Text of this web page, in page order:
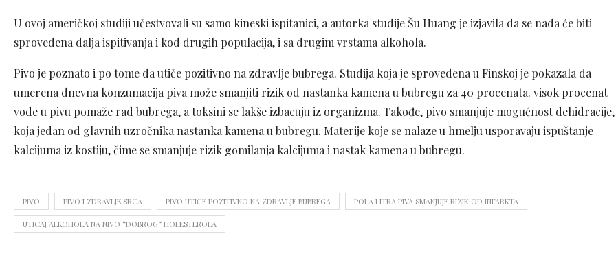
U ovoj američkoj studiji učestvovali su samo kineski ispitanici, a autorka studije Šu Huang je izjavila da se nada će biti
sprovedena dalja ispitivanja i kod drugih populacija, i sa drugim vrstama alkohola.
Pivo je poznato i po tome da utiče pozitivno na zdravlje bubrega. Studija koja je sprovedena u Finskoj je pokazala da
umerena dnevna konzumacija piva može smanjiti rizik od nastanka kamena u bubregu za 40 procenata. visok procenat
vode u pivu pomaže rad bubrega, a toksini se lakše izbacuju iz organizma. Takođe, pivo smanjuje mogućnost dehidracije,
koja jedan od glavnih uzročnika nastanka kamena u bubregu. Materije koje se nalaze u hmelju usporavaju ispuštanje
kalcijuma iz kostiju, čime se smanjuje rizik gomilanja kalcijuma i nastak kamena u bubregu.
PIVO PIVO I ZDRAVLJE SRCA PIVO UTIČE POZITIVNO NA ZDRAVLJE BUBREGA POLA LITRA PIVA SMANJUJE RIZIK OD INFARKTA
UTICAJ ALKOHOLA NA NIVO “DOBROG“ HOLESTEROLA